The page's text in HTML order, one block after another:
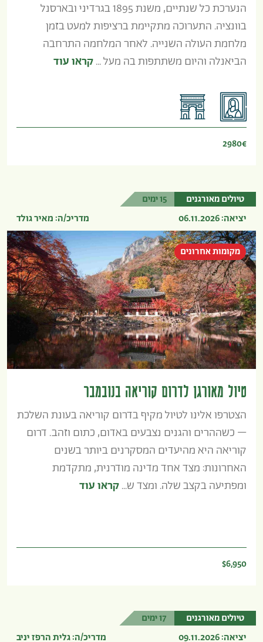
הנערכת כל שנתיים, משנת 1895 בגרדיני ובארסנל
בוונציה. התערוכה מתקיימת ברציפות למעט בזמן
מלחמת העולה השנייה. לאחר המלחמה התרחבה
הביאנלה והיום משתתפות בה מעל ...קראו עוד
2980€
טיולים מאורגנים 15 ימים
יציאה: 06.11.2026 מדריכ/ה: מאיר גולד
מקומות אחרונים
טיול מאורגן לדרום קוריאה בנובמבר
הצטרפו אלינו לטיול מקיף בדרום קוריאה בעונת השלכת
– כשההרים והגנים נצבעים באדום, כתום וזהב. דרום
קוריאה היא מהיעדים המסקרנים ביותר בשנים
האחרונות: מצד אחד מדינה מודרנית, מתקדמת
ומפתיעה בקצב שלה. ומצד ש...קראו עוד
$6,950
טיולים מאורגנים 17 ימים
יציאה: 09.11.2026 מדריכ/ה: גלית הרפז יניב